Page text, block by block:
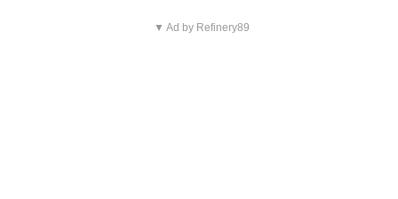
▼ Ad by Refinery89